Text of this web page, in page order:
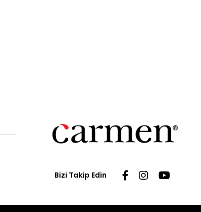
Bizi Takip Edin